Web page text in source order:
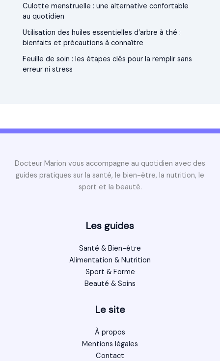
Culotte menstruelle : une alternative confortable
au quotidien
Utilisation des huiles essentielles d’arbre à thé :
bienfaits et précautions à connaître
Feuille de soin : les étapes clés pour la remplir sans
erreur ni stress
Docteur Marion vous accompagne au quotidien avec des
guides pratiques sur la santé, le bien-être, la nutrition, le
sport et la beauté.
Les guides
Santé & Bien-être
Alimentation & Nutrition
Sport & Forme
Beauté & Soins
Le site
À propos
Mentions légales
Contact